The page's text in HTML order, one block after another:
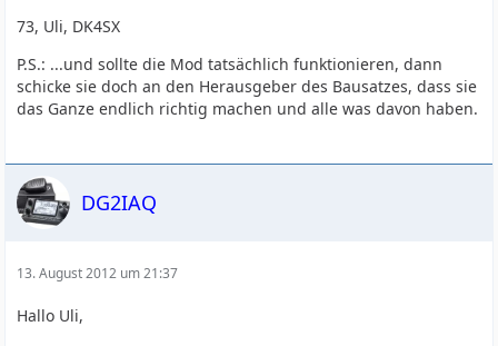
73, Uli, DK4SX
P.S.: ...und sollte die Mod tatsächlich funktionieren, dann
schicke sie doch an den Herausgeber des Bausatzes, dass sie
das Ganze endlich richtig machen und alle was davon haben.
DG2IAQ
13. August 2012 um 21:37
Hallo Uli,